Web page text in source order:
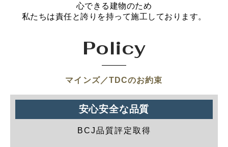
心できる建物のため
私たちは責任と誇りを持って施工しております。
Policy
マインズ／TDCのお約束
安心安全な品質
BCJ品質評定取得